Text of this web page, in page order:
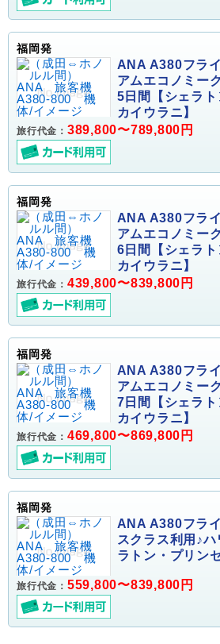
福岡発
ANA A380フラ
アムエコノミー
5日間【シェラト
カイウラニ】
旅行代金： 389,800〜789,800円
福岡発
ANA A380フラ
アムエコノミー
6日間【シェラト
カイウラニ】
旅行代金： 439,800〜839,800円
福岡発
ANA A380フラ
アムエコノミー
7日間【シェラト
カイウラニ】
旅行代金： 469,800〜869,800円
福岡発
ANA A380フラ
スクラス利用♪
ラトン・プリン
旅行代金： 559,800〜839,800円